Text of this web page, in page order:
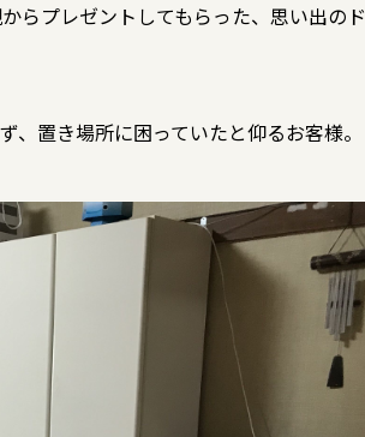
らプレゼントしてもらった、思い出のド
置き場所に困っていたと仰るお客様。